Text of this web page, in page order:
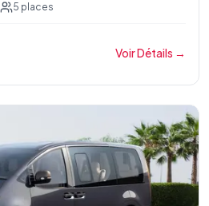
5 places
Voir Détails →